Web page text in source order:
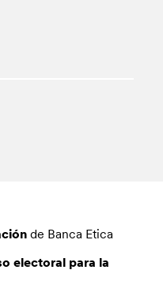
de Banca Etica
electoral para la